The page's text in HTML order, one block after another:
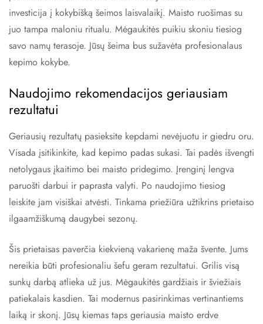
investicija į kokybišką šeimos laisvalaikį. Maisto ruošimas su
juo tampa maloniu ritualu. Mėgaukitės puikiu skoniu tiesiog
savo namų terasoje. Jūsų šeima bus sužavėta profesionalaus
kepimo kokybe.
Naudojimo rekomendacijos geriausiam
rezultatui
Geriausių rezultatų pasieksite kepdami nevėjuotu ir giedru oru.
Visada įsitikinkite, kad kepimo padas sukasi. Tai padės išvengti
netolygaus įkaitimo bei maisto pridegimo. Įrenginį lengva
paruošti darbui ir paprasta valyti. Po naudojimo tiesiog
leiskite jam visiškai atvėsti. Tinkama priežiūra užtikrins prietaiso
ilgaamžiškumą daugybei sezonų.
Šis prietaisas paverčia kiekvieną vakarienę maža švente. Jums
nereikia būti profesionaliu šefu geram rezultatui. Grilis visą
sunkų darbą atlieka už jus. Mėgaukitės gardžiais ir šviežiais
patiekalais kasdien. Tai modernus pasirinkimas vertinantiems
laiką ir skonį. Jūsų kiemas taps geriausia maisto erdve